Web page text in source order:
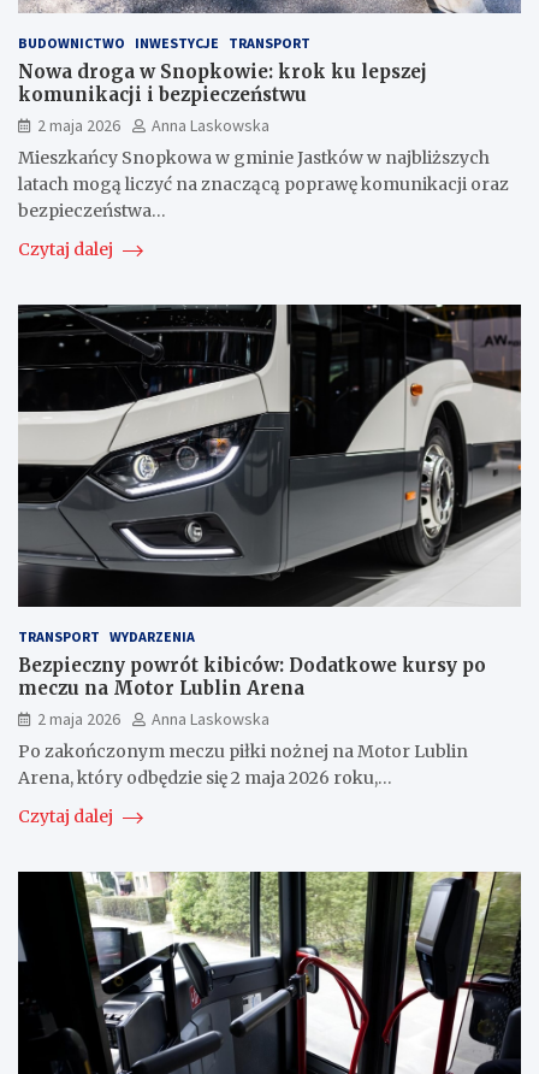
BUDOWNICTWO INWESTYCJE TRANSPORT
Nowa droga w Snopkowie: krok ku lepszej
komunikacji i bezpieczeństwu
2 maja 2026
Anna Laskowska
Mieszkańcy Snopkowa w gminie Jastków w najbliższych
latach mogą liczyć na znaczącą poprawę komunikacji oraz
bezpieczeństwa…
Czytaj dalej
TRANSPORT WYDARZENIA
Bezpieczny powrót kibiców: Dodatkowe kursy po
meczu na Motor Lublin Arena
2 maja 2026
Anna Laskowska
Po zakończonym meczu piłki nożnej na Motor Lublin
Arena, który odbędzie się 2 maja 2026 roku,…
Czytaj dalej